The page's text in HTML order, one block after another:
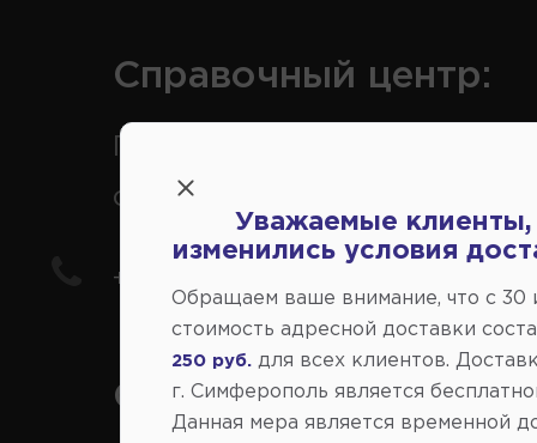
Справочный центр:
отечественные авто
+7(978) 206-206-5
Справочный центр:
Уважаемые клиенты,
изменились условия
Обращаем ваше внимание, что c 30
стоимость адресной доставки
250 руб.
для всех клиентов.
г. Симферополь является
Данная мера является временной